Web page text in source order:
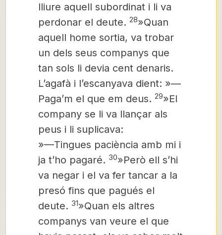
lliure aquell subordinat i li va
perdonar el deute. 28»Quan
aquell home sortia, va trobar
un dels seus companys que
tan sols li devia cent denaris.
L’agafà i l’escanyava dient: »—
Paga’m el que em deus. 29»El
company se li va llançar als
peus i li suplicava:
»—Tingues paciència amb mi i
ja t’ho pagaré. 30»Però ell s’hi
va negar i el va fer tancar a la
presó fins que pagués el
deute. 31»Quan els altres
companys van veure el que